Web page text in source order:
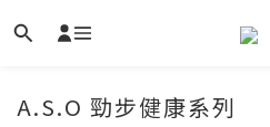
A.S.O 勁步健康系列